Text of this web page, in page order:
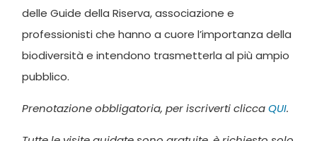
delle Guide della Riserva, associazione e
professionisti che hanno a cuore l’importanza della
biodiversità e intendono trasmetterla al più ampio
pubblico.
Prenotazione obbligatoria, per iscriverti cliccaQUI.